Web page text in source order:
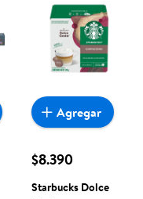
$8.390
Starbucks Dolce
Agregar